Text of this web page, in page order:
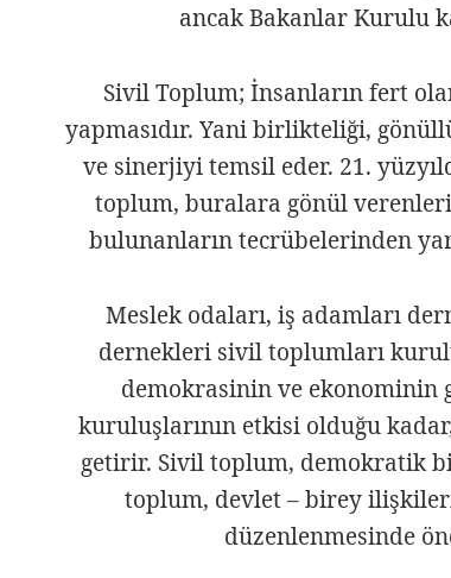
ancak Bakanlar Kurulu
Sivil Toplum; İnsanların fert
yapmasıdır. Yani birlikteliği,
ve sinerjiyi temsil eder. 21.
toplum, buralara gönül
bulunanların tecrübelerinden
Meslek odaları, iş adamları
dernekleri sivil toplumları
demokrasinin ve ekonominin
kuruluşlarının etkisi olduğu
getirir. Sivil toplum, demokratik
toplum, devlet – birey
düzenlenmesinde